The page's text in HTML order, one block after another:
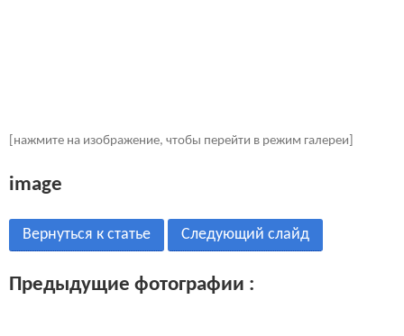
[нажмите на изображение, чтобы перейти в режим галереи]
image
Вернуться к статье Следующий слайд
Предыдущие фотографии :